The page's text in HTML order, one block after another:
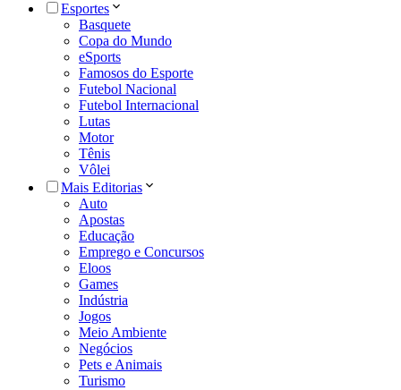
Esportes
Basquete
Copa do Mundo
eSports
Famosos do Esporte
Futebol Nacional
Futebol Internacional
Lutas
Motor
Tênis
Vôlei
Mais Editorias
Auto
Apostas
Educação
Emprego e Concursos
Eloos
Games
Indústria
Jogos
Meio Ambiente
Negócios
Pets e Animais
Turismo